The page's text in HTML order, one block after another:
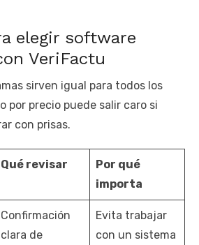
elegir software
VeriFactu
sirven igual para todos los
por precio puede salir caro si
con prisas.
Qué revisar
Por qué
importa
Confirmación
clara de
Evita trabajar
con un sistema